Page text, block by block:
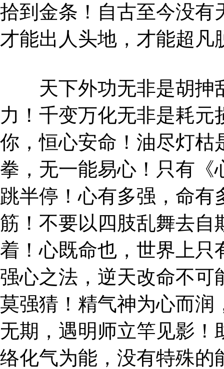
拾到金条！自古至今没有
才能出人头地，才能超凡
天下外功无非是胡抻
力！千变万化无非是耗
你，恒心安命！油尽灯枯
拳，无一能易心！只有《
跳半停！心有多强，命
筋！不要以四肢乱舞去自
着！心既命也，世界上只
强心之法，逆天改命不可
莫强猜！精气神为心而润
无期，遇明师立竿见影
络化气为能，没有特殊的